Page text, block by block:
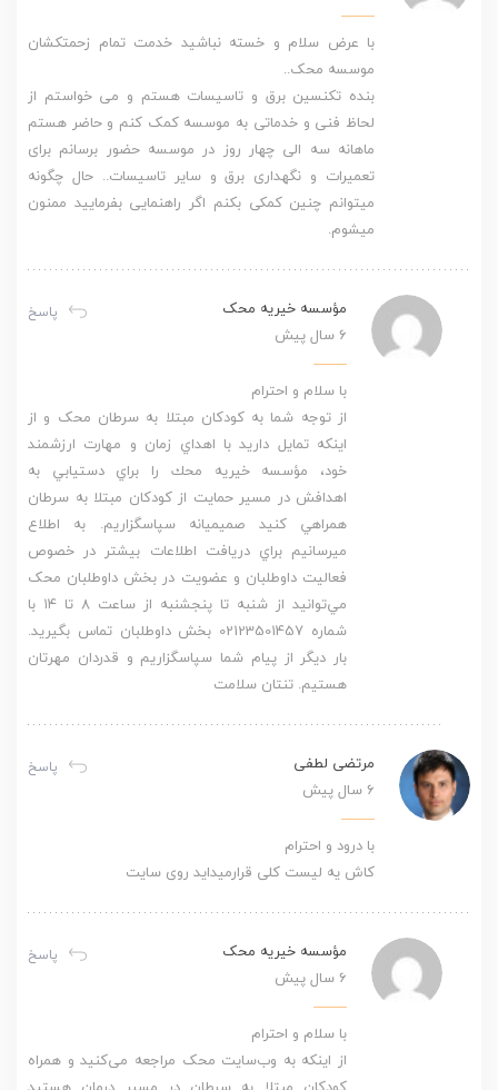
با عرض سلام و خسته نباشید خدمت تمام زحمتکشان
موسسه محک..
بنده تکنسین برق و تاسیسات هستم و می خواستم از
لحاظ فنی و خدماتی به موسسه کمک کنم و حاضر هستم
ماهانه سه الی چهار روز در موسسه حضور برسانم برای
تعمیرات و نگهداری برق و سایر تاسیسات.. حال چگونه
میتوانم چنین کمکی بکنم اگر راهنمایی بفرمایید ممنون
میشوم.
پاسخ
مؤسسه خیریه محک
6 سال پیش
با سلام و احترام
از توجه شما به کودکان مبتلا به سرطان محک و از
اینکه تمایل دارید با اهداي زمان و مهارت ارزشمند
خود، مؤسسه خيريه محك را براي دستيابي به
اهدافش در مسير حمايت از كودكان مبتلا به سرطان
همراهي كنيد صمیمیانه سپاسگزاریم. به اطلاع
میرسانیم براي دريافت اطلاعات بيشتر در خصوص
فعاليت داوطلبان و عضویت در بخش داوطلبان محک
مي‌توانيد از شنبه تا پنجشنبه از ساعت ٨ تا ۱۴ با
شماره 02123501457 بخش داوطلبان تماس بگیرید.
بار ديگر از پيام شما سپاسگزاریم و قدردان مهرتان
هستیم. تنتان سلامت
پاسخ
مرتضی لطفی
6 سال پیش
با درود و احترام
کاش یه لیست کلی قرارمیداید روی سایت
پاسخ
مؤسسه خیریه محک
6 سال پیش
با سلام و احترام
از اینکه به وب‌سایت محک مراجعه می‌کنید و همراه